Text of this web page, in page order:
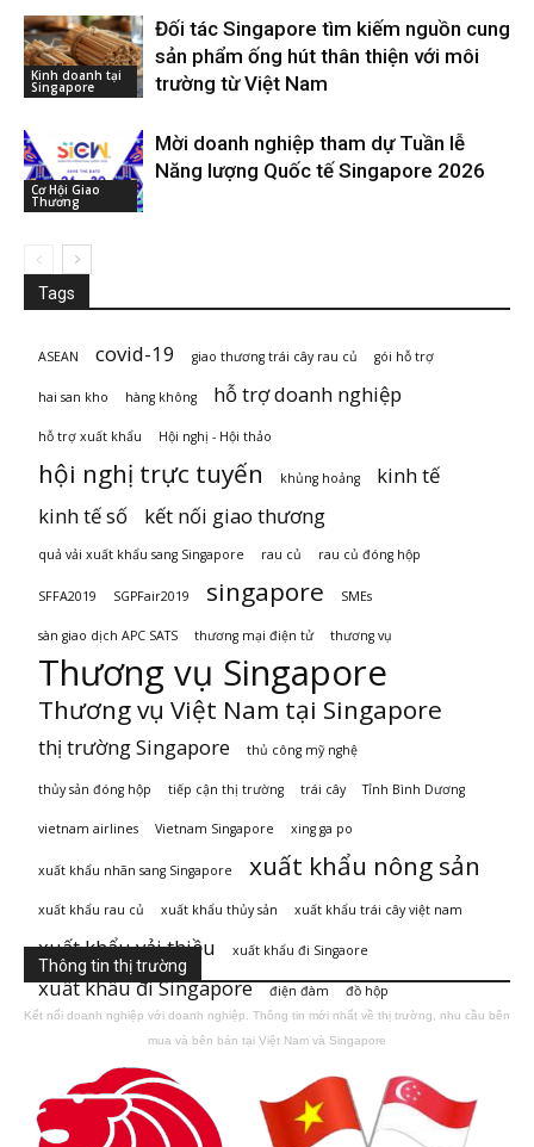
Kinh doanh tại
Singapore
Đối tác Singapore tìm kiếm nguồn cung
sản phẩm ống hút thân thiện với môi
trường từ Việt Nam
Cơ Hội Giao
Thương
Mời doanh nghiệp tham dự Tuần lễ
Năng lượng Quốc tế Singapore 2026
Tags
ASEAN covid-19 giao thương trái cây rau củ gói hỗ trợ
hai san kho hàng không hỗ trợ doanh nghiệp
hỗ trợ xuất khẩu Hội nghị - Hội thảo
hội nghị trực tuyến khủng hoảng
kinh tế
kinh tế số
kết nối giao thương
quả vải xuất khẩu sang Singapore rau củ rau củ đóng hộp
SFFA2019 SGPFair2019 singapore SMEs
sàn giao dịch APC SATS thương mại điện tử thương vụ
Thương vụ Singapore
Thương vụ Việt Nam tại Singapore
thị trường Singapore thủ công mỹ nghệ
thủy sản đóng hộp tiếp cận thị trường trái cây Tỉnh Bình Dương
vietnam airlines Vietnam Singapore xing ga po
xuất khẩu nhãn sang Singapore xuất khẩu nông sản
xuất khẩu rau củ xuất khẩu thủy sản xuất khẩu trái cây việt nam
xuất khẩu vải thiều xuất khẩu đi Singaore
xuất khẩu đi Singapore điện đàm đồ hộp
Thông tin thị trường
Kết nối doanh nghiệp với doanh nghiệp. Thông tin mới nhất về thị trường, nhu cầu bên
mua và bên bán tại Việt Nam và Singapore